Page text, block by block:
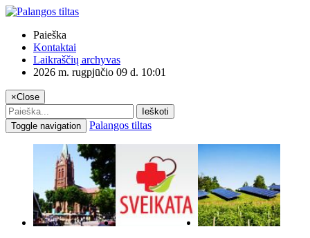
Paieška
Kontaktai
Laikraščių archyvas
2026 m. rugpjūčio 09 d. 10:01
×Close
Ieškoti
Toggle navigation
Palangos tiltas